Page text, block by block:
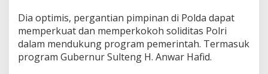
Dia optimis, pergantian pimpinan di Polda dapat
memperkuat dan memperkokoh soliditas Polri
dalam mendukung program pemerintah. Termasuk
program Gubernur Sulteng H. Anwar Hafid.